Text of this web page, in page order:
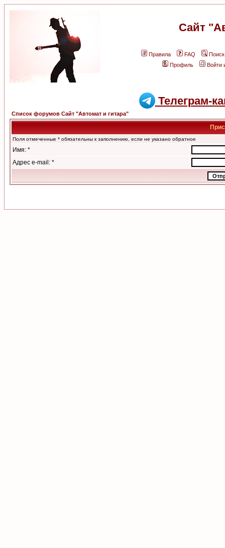
Сайт
Правила FAQ
Поиск
Профиль
Войти
Телеграм-
Список форумов Сайт "Автомат и гитара"
Поля отмеченные * обязательны к заполнению, если не указано обратное
Имя: *
Адрес e-mail: *